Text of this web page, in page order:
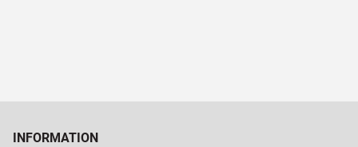
INFORMATION